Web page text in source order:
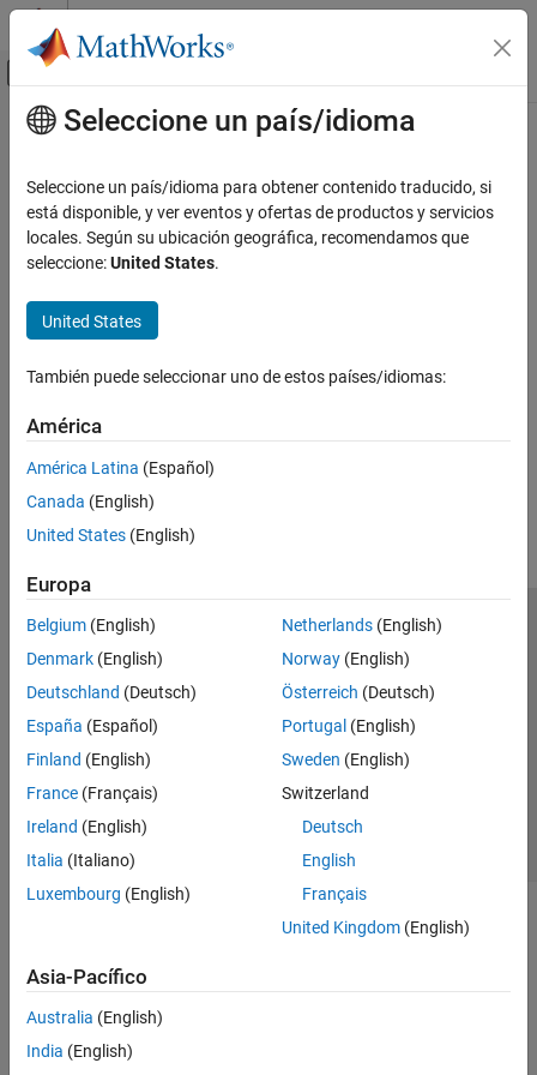
Saltar al contenido
Mostrar/ocultar menú de navegación
Inicio de Documentación
Contenido principal
¿Qué tan útil fue esta traducción?
Seleccione un país/idioma
Seleccione un país/idioma para obtener contenido traducido, si
está disponible, y ver eventos y ofertas de productos y servicios
locales. Según su ubicación geográfica, recomendamos que
seleccione:United States.
United States
También puede seleccionar uno de estos países/idiomas:
América
América Latina (Español)
Canada (English)
United States (English)
Europa
Belgium (English)
Denmark (English)
Deutschland (Deutsch)
España (Español)
Finland (English)
France (Français)
Ireland (English)
Italia (Italiano)
Luxembourg (English)
Netherlands(English)
Norway(English)
Österreich (Deutsch)
Portugal (English)
Sweden (English)
Switzerland
Deutsch
English
Français
United Kingdom(English)
Asia-Pacífico
Australia (English)
India (English)
Centro de confianza
Marcas comerciales
Política de privacidad
Antipiratería
Estado de las aplicaciones
Información de contacto
© 1994-2026 The MathWorks, Inc.